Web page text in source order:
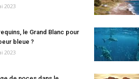
2023
le Grand Blanc pour
bleue ?
2023